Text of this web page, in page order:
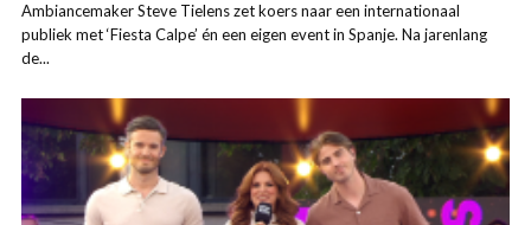
Ambiancemaker Steve Tielens zet koers naar een internationaal
publiek met ‘Fiesta Calpe’ én een eigen event in Spanje. Na jarenlang
de...